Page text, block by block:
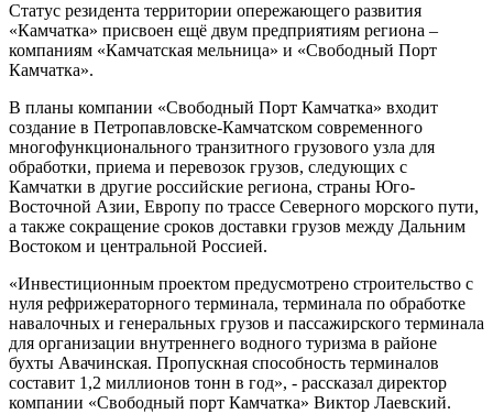
Статус резидента территории опережающего развития
«Камчатка» присвоен ещё двум предприятиям региона –
компаниям «Камчатская мельница» и «Свободный Порт
Камчатка».
В планы компании «Свободный Порт Камчатка» входит
создание в Петропавловске-Камчатском современного
многофункционального транзитного грузового узла для
обработки, приема и перевозок грузов, следующих с
Камчатки в другие российские региона, страны Юго-
Восточной Азии, Европу по трассе Северного морского пути,
а также сокращение сроков доставки грузов между Дальним
Востоком и центральной Россией.
«Инвестиционным проектом предусмотрено строительство с
нуля рефрижераторного терминала, терминала по обработке
навалочных и генеральных грузов и пассажирского терминала
для организации внутреннего водного туризма в районе
бухты Авачинская. Пропускная способность терминалов
составит 1,2 миллионов тонн в год», - рассказал директор
компании «Свободный порт Камчатка» Виктор Лаевский.